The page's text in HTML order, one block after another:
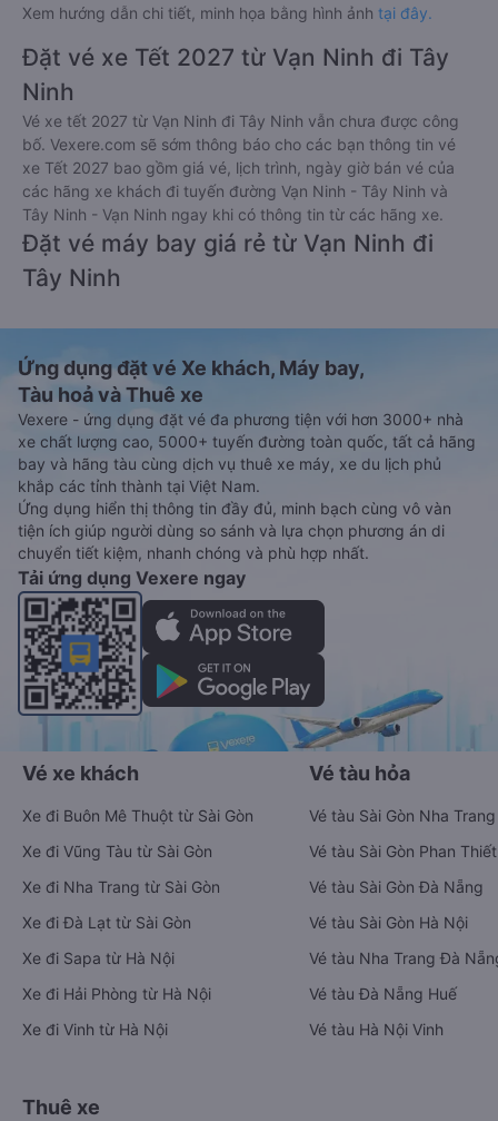
Xem hướng dẫn chi tiết, minh họa bằng hình ảnh tại đây.
Đặt vé xe Tết 2027 từ Vạn Ninh đi Tây
Ninh
Vé xe tết 2027 từ Vạn Ninh đi Tây Ninh vẫn chưa được công
bố. Vexere.com sẽ sớm thông báo cho các bạn thông tin vé
xe Tết 2027 bao gồm giá vé, lịch trình, ngày giờ bán vé của
các hãng xe khách đi tuyến đường Vạn Ninh - Tây Ninh và
Tây Ninh - Vạn Ninh ngay khi có thông tin từ các hãng xe.
Đặt vé máy bay giá rẻ từ Vạn Ninh đi
Tây Ninh
Ứng dụng đặt vé Xe khách, Máy bay,
Tàu hoả và Thuê xe
Vexere - ứng dụng đặt vé đa phương tiện với hơn 3000+ nhà
xe chất lượng cao, 5000+ tuyến đường toàn quốc, tất cả hãng
bay và hãng tàu cùng dịch vụ thuê xe máy, xe du lịch phủ
khắp các tỉnh thành tại Việt Nam.
Ứng dụng hiển thị thông tin đầy đủ, minh bạch cùng vô vàn
tiện ích giúp người dùng so sánh và lựa chọn phương án di
chuyển tiết kiệm, nhanh chóng và phù hợp nhất.
Tải ứng dụng Vexere ngay
Vé xe khách
Xe đi Buôn Mê Thuột từ Sài Gòn
Xe đi Vũng Tàu từ Sài Gòn
Xe đi Nha Trang từ Sài Gòn
Xe đi Đà Lạt từ Sài Gòn
Xe đi Sapa từ Hà Nội
Xe đi Hải Phòng từ Hà Nội
Xe đi Vinh từ Hà Nội
Vé tàu hỏa
Vé tàu Sài Gòn Nha Trang
Vé tàu Sài Gòn Phan Thiết
Vé tàu Sài Gòn Đà Nẵng
Vé tàu Sài Gòn Hà Nội
Vé tàu Nha Trang Đà
Vé tàu Đà Nẵng Huế
Vé tàu Hà Nội Vinh
Thuê xe